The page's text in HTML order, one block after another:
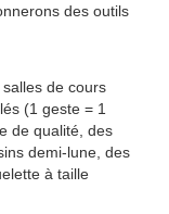
des outils
de cours
(1 geste = 1
de qualité, des
demi-lune, des
à taille